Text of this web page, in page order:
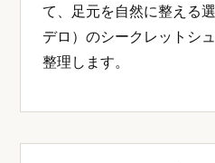
て、足元を自然に整える
デロ）のシークレットシ
整理します。